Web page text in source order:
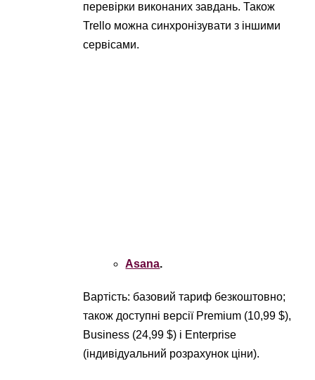
перевірки виконаних завдань. Також
Trello можна синхронізувати з іншими
сервісами.
Asana.
Вартість: базовий тариф безкоштовно;
також доступні версії Premium (10,99 $),
Business (24,99 $) і Enterprise
(індивідуальний розрахунок ціни).